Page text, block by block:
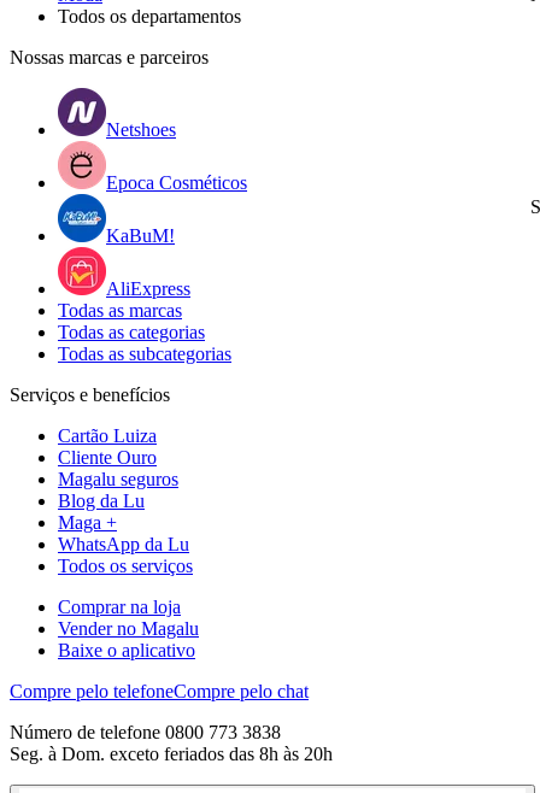
Todos os departamentos
Nossas marcas e parceiros
Netshoes
Epoca Cosméticos
KaBuM!
AliExpress
Todas as marcas
Todas as categorias
Todas as subcategorias
Serviços e benefícios
Cartão Luiza
Cliente Ouro
Magalu seguros
Blog da Lu
Maga +
WhatsApp da Lu
Todos os serviços
Comprar na loja
Vender no Magalu
Baixe o aplicativo
Compre pelo telefoneCompre pelo chat
Número de telefone 0800 773 3838
Seg. à Dom. exceto feriados das 8h às 20h